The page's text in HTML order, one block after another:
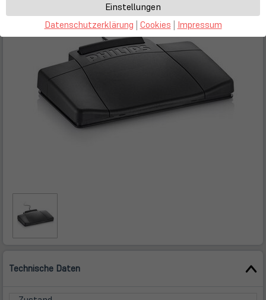
Technische Daten
Einstellungen
Datenschutzerklärung | Cookies | Impressum